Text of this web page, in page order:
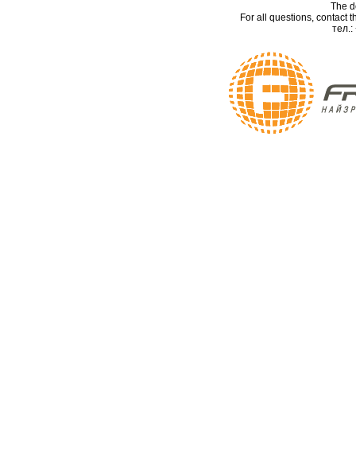
The
For all questions, contact
тел.: